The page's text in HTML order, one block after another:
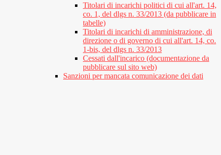
Titolari di incarichi politici di cui all'art. 14,
co. 1, del dlgs n. 33/2013 (da pubblicare in
tabelle)
Titolari di incarichi di amministrazione, di
direzione o di governo di cui all'art. 14, co.
1-bis, del dlgs n. 33/2013
Cessati dall'incarico (documentazione da
pubblicare sul sito web)
Sanzioni per mancata comunicazione dei dati